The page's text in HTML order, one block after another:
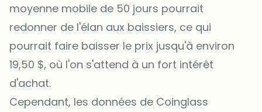
moyenne mobile de 50 jours pourrait
redonner de l'élan aux baissiers, ce qui
pourrait faire baisser le prix jusqu'à environ
19,50 $, où l'on s'attend à un fort intérêt
d'achat.
Cependant, les données de Coinglass